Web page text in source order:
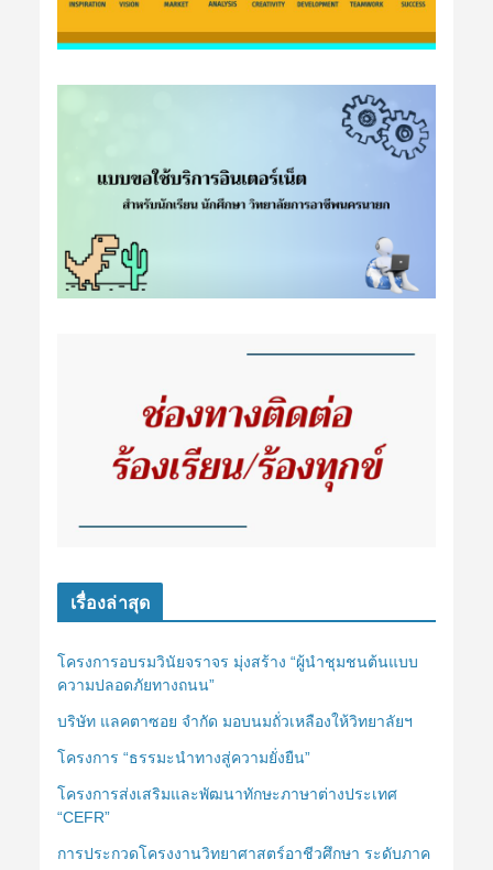
เรื่องล่าสุด
โครงการอบรมวินัยจราจร มุ่งสร้าง “ผู้นำชุมชนต้นแบบ
ความปลอดภัยทางถนน”
บริษัท แลคตาซอย จำกัด มอบนมถั่วเหลืองให้วิทยาลัยฯ
โครงการ “ธรรมะนำทางสู่ความยั่งยืน”
โครงการส่งเสริมและพัฒนาทักษะภาษาต่างประเทศ
“CEFR”
การประกวดโครงงานวิทยาศาสตร์อาชีวศึกษา ระดับภาค